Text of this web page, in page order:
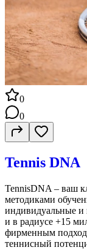
0
0
Tennis DNA
TennisDNA – ваш
методиками
индивидуальные и
и в радиусе +15
фирменным
теннисный